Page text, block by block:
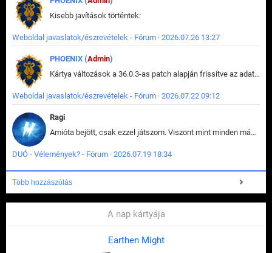
Kisebb javítások történtek:
Weboldal javaslatok/észrevételek - Fórum · 2026.07.26 13:27
PHOENIX (Admin)
Kártya változások a 36.0.3-as patch alapján frissítve az adatbázisban (képek is cserélve).
Weboldal javaslatok/észrevételek - Fórum · 2026.07.22 09:12
Ragi
Amióta bejött, csak ezzel játszom. Viszont mint minden más - akár az alapjáték is, ez is baromira összetett lett. Néha már pár kör után is esélytelen az egész. Vagy irreállisan túltápol valaki, vagy lelép a partner, vagy csak hülye mint a segg. És amikor eljönne az én időm, na akkor jön el mindenki másé is. Engem jobban érdekelne, hogy ki milyen ratingen szokott játszani. Na ez lenne egy érdekes adat.
DUÓ - Vélemények? - Fórum · 2026.07.19 18:34
Több hozzászólás
A nap kártyája
Earthen Might